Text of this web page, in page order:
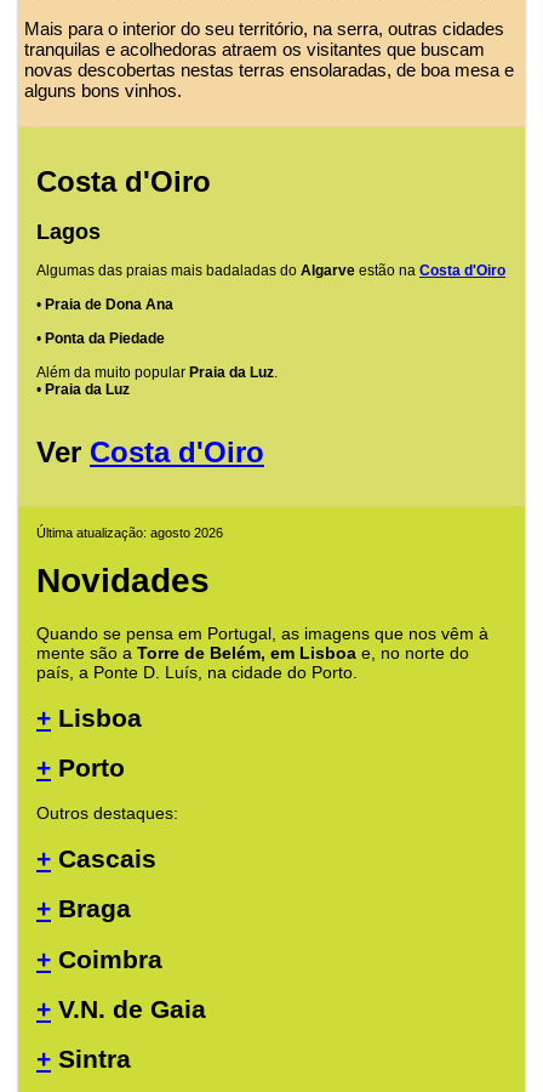
Mais para o interior do seu território, na serra, outras cidades
tranquilas e acolhedoras atraem os visitantes que buscam
novas descobertas nestas terras ensolaradas, de boa mesa e
alguns bons vinhos.
Costa d'Oiro
Lagos
Algumas das praias mais badaladas do Algarve estão na Costa d'Oiro
• Praia de Dona Ana
• Ponta da Piedade
Além da muito popular Praia da Luz.
• Praia da Luz
Ver Costa d'Oiro
Última atualização: agosto 2026
Novidades
Quando se pensa em Portugal, as imagens que nos vêm à
mente são a Torre de Belém, em Lisboa e, no norte do
país, a Ponte D. Luís, na cidade do Porto.
+ Lisboa
+ Porto
Outros destaques:
+ Cascais
+ Braga
+ Coimbra
+ V.N. de Gaia
+ Sintra